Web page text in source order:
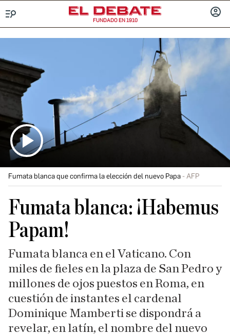
FUNDADO EN 1910
Fumata blanca que confirma la elección del nuevo Papa AFP
Fumata blanca: ¡Habemus
Papam!
Fumata blanca en el Vaticano. Con
miles de fieles en la plaza de San Pedro y
millones de ojos puestos en Roma, en
cuestión de instantes el cardenal
Dominique Mamberti se dispondrá a
revelar, en latín, el nombre del nuevo